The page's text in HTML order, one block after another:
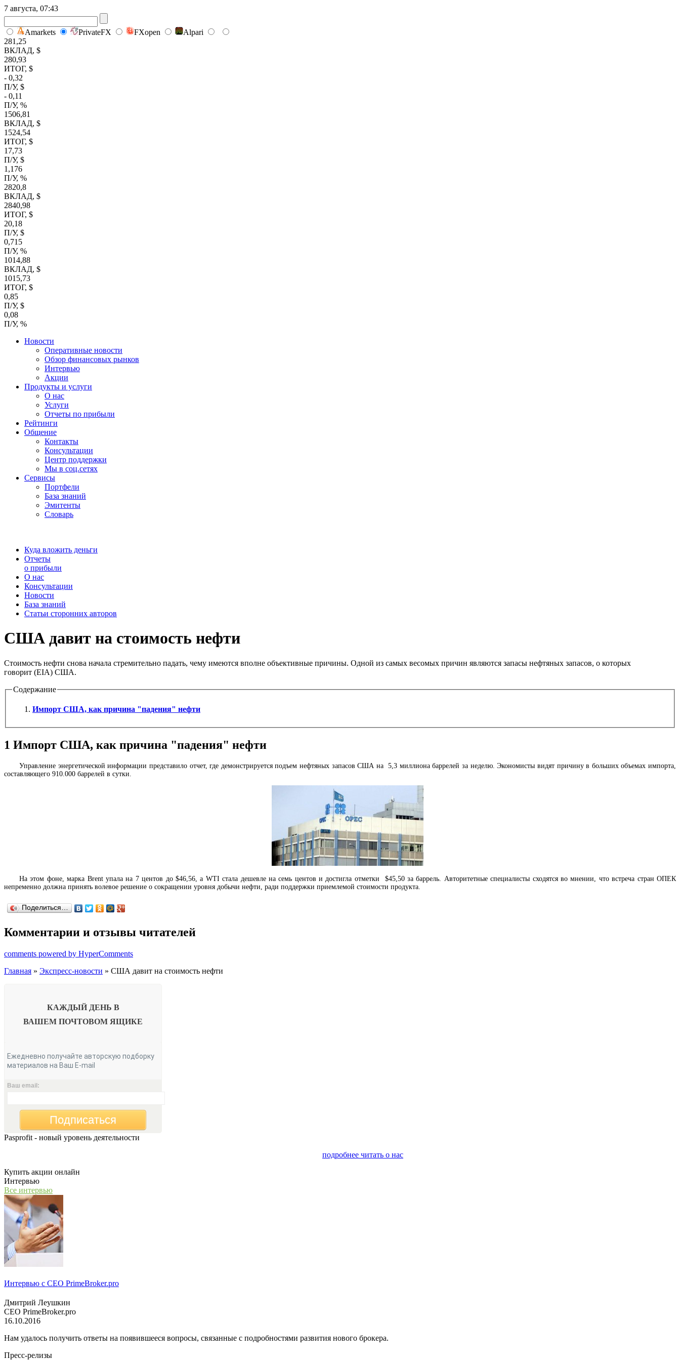
7 августа, 07:43
Amarkets PrivateFX FXopen
Alpari
281,25
ВКЛАД, $
280,93
ИТОГ, $
- 0,32
П/У, $
- 0,11
П/У, %
1506,81
ВКЛАД, $
1524,54
ИТОГ, $
17,73
П/У, $
1,176
П/У, %
2820,8
ВКЛАД, $
2840,98
ИТОГ, $
20,18
П/У, $
0,715
П/У, %
1014,88
ВКЛАД, $
1015,73
ИТОГ, $
0,85
П/У, $
0,08
П/У, %
Новости
Оперативные новости
Обзор финансовых рынков
Интервью
Акции
Продукты и услуги
О нас
Услуги
Отчеты по прибыли
Рейтинги
Общение
Контакты
Консультации
Центр поддержки
Мы в соц.сетях
Сервисы
Портфели
База знаний
Эмитенты
Словарь
Куда вложить деньги
Отчеты
о прибыли
О нас
Консультации
Новости
База знаний
Статьи сторонних авторов
США давит на стоимость нефти
Стоимость нефти снова начала стремительно падать, чему имеются вполне объективные причины. Одной из самых весомых причин являются запасы нефтяных запасов, о которых
говорит (EIA) США.
Содержание
Импорт США, как причина "падения" нефти
1 Импорт США, как причина "падения" нефти
Управление энергетической информации представило отчет, где демонстрируется подъем нефтяных запасов США на 5,3 миллиона баррелей за неделю. Экономисты видят причину в больших объемах импорта,
составляющего 910.000 баррелей в сутки.
На этом фоне, марка Brent упала на 7 центов до $46,56, а WTI стала дешевле на семь центов и достигла отметки $45,50 за баррель. Авторитетные специалисты сходятся во мнении, что встреча стран ОПЕК
непременно должна принять волевое решение о сокращении уровня добычи нефти, ради поддержки приемлемой стоимости продукта.
Поделиться…
Комментарии и отзывы читателей
comments powered by HyperComments
Главная » Экспресс-новости » США давит на стоимость нефти
КАЖДЫЙ ДЕНЬ В
ВАШЕМ ПОЧТОВОМ ЯЩИКЕ
Ежедневно получайте авторскую подборку
материалов на Ваш E-mail
Ваш email:
Подписаться
Pasprofit - новый уровень деятельности
подробнее читать о нас
Купить акции онлайн
Интервью
Все интервью
Интервью с СЕО PrimeBroker.pro
Дмитрий Леушкин
СЕО PrimeBroker.pro
16.10.2016
Нам удалось получить ответы на появившееся вопросы, связанные с подробностями развития нового брокера.
Пресс-релизы